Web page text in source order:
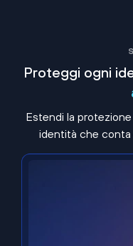
Proteggi ogni
Estendi la
identità che conta